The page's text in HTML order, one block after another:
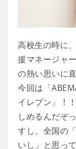
高校生の時に
援マネージャ
の熱い思いに
今回は「
イレブン」！
しめるんだぞ
すし、全国の
いし」と思っ